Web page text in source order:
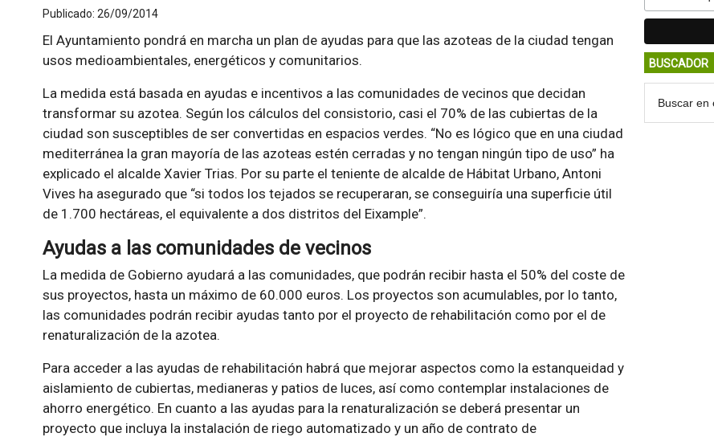
Publicado: 26/09/2014
El Ayuntamiento pondrá en marcha un plan de ayudas para que las azoteas de la ciudad tengan
usos medioambientales, energéticos y comunitarios.
La medida está basada en ayudas e incentivos a las comunidades de vecinos que decidan
transformar su azotea. Según los cálculos del consistorio, casi el 70% de las cubiertas de la
ciudad son susceptibles de ser convertidas en espacios verdes. No es lógico que en una ciudad
mediterránea la gran mayoría de las azoteas estén cerradas y no tengan ningún tipo de uso ha
explicado el alcalde Xavier Trias. Por su parte el teniente de alcalde de Hábitat Urbano, Antoni
Vives ha asegurado que si todos los tejados se recuperaran, se conseguiría una superficie útil
de 1.700 hectáreas, el equivalente a dos distritos del Eixample .
Ayudas a las comunidades de vecinos
La medida de Gobierno ayudará a las comunidades, que podrán recibir hasta el 50% del coste de
sus proyectos, hasta un máximo de 60.000 euros. Los proyectos son acumulables, por lo tanto,
las comunidades podrán recibir ayudas tanto por el proyecto de rehabilitación como por el de
renaturalización de la azotea.
Para acceder a las ayudas de rehabilitación habrá que mejorar aspectos como la estanqueidad y
aislamiento de cubiertas, medianeras y patios de luces, así como contemplar instalaciones de
ahorro energético. En cuanto a las ayudas para la renaturalización se deberá presentar un
proyecto que incluya la instalación de riego automatizado y un año de contrato de
BUSCADOR